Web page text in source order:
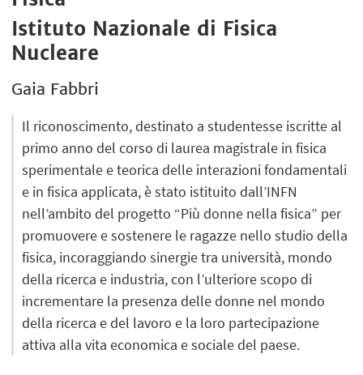
Istituto Nazionale di Fisica
Nucleare
Gaia Fabbri
Il riconoscimento, destinato a studentesse iscritte al
primo anno del corso di laurea magistrale in fisica
sperimentale e teorica delle interazioni fondamentali
e in fisica applicata, è stato istituito dall’INFN
nell’ambito del progetto “Più donne nella fisica” per
promuovere e sostenere le ragazze nello studio della
fisica, incoraggiando sinergie tra università, mondo
della ricerca e industria, con l’ulteriore scopo di
incrementare la presenza delle donne nel mondo
della ricerca e del lavoro e la loro partecipazione
attiva alla vita economica e sociale del paese.